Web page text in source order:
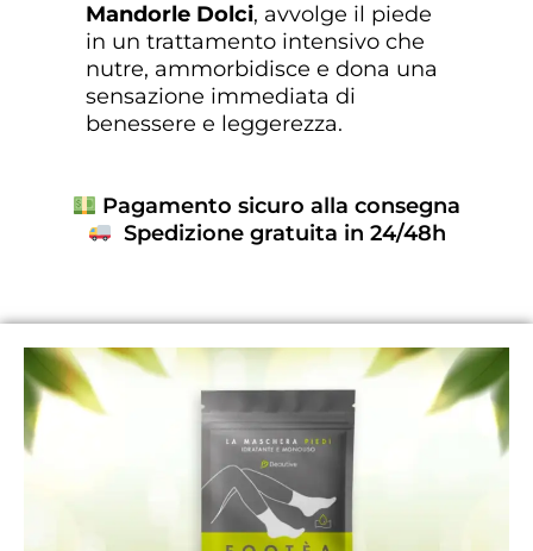
Mandorle Dolci, avvolge il piede
in un trattamento intensivo che
nutre, ammorbidisce e dona una
sensazione immediata di
benessere e leggerezza.
Pagamento sicuro alla consegna
Spedizione gratuita in 24/48h